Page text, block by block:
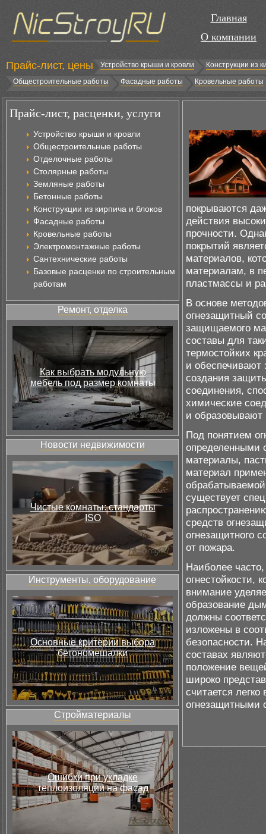
Главная
О компании
Прайс-лист, цены Устройство крыши и кровли
Конструкции из
Общестроительные работы
Фасадные работы Кровельные работы
Прайс-лист, расценки, услуги
Устройство крыши и кровли
Общестроительные работы
Отделочные работы
Столярные работы
Земляные работы
Бетонные работы
Конструкции из кирпича и блоков
Фасадные работы
Кровельные работы
Электромонтажные работы
Сантехнические работы
Базовые расценки по строительным
работам
Ремонт, отделка
Как выбрать модульную
мебель под размер комнаты
Новости недвижимости
Чистые комнаты: стандарты
ISO
Инструменты, оборудование
Основные критерии выбора
бетономешалки
Стройматериалы
Ошибки при укладке
теплоизоляции на фасад
покрываются
действия
прочности.
покрытий
материалов,
материалам, в
пластмассы и
В основе
огнезащитный
защищаемого
составы для
термостойких
и обеспечивают
создания
соединения,
химические
и образовывают
Под понятием
определенными
материалы,
материал
существует
средств
огнезащитного
от пожара.
Наиболее
огнестойкости,
внимание
образование
должны
изложены в
безопасности.
составах
положение
широко
считается
огнезащитными